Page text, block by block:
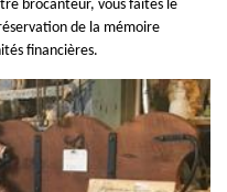
brocanteur, vous faites le
de la mémoire
financières.